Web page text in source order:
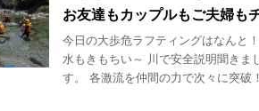
お友達もカップルもご夫婦
今日の大歩危ラフティングはなんと
水もきもちい～ 川で安全説明聞きま
す。 各激流を仲間の力で次々に突破